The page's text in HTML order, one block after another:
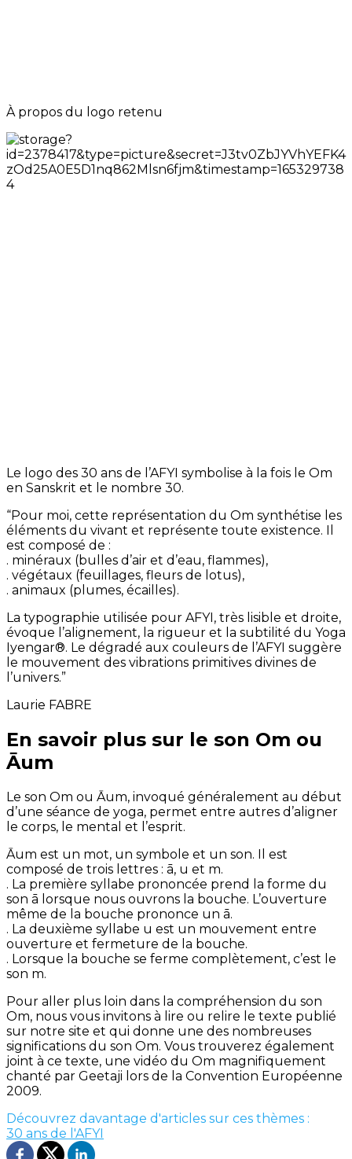
À propos du logo retenu
Le logo des 30 ans de l’AFYI symbolise à la fois le Om
en Sanskrit et le nombre 30.
“Pour moi, cette représentation du Om synthétise les
éléments du vivant et représente toute existence. Il
est composé de :
. minéraux (bulles d’air et d’eau, flammes),
. végétaux (feuillages, fleurs de lotus),
. animaux (plumes, écailles).
La typographie utilisée pour AFYI, très lisible et droite,
évoque l’alignement, la rigueur et la subtilité du Yoga
Iyengar®. Le dégradé aux couleurs de l’AFYI suggère
le mouvement des vibrations primitives divines de
l’univers.”
Laurie FABRE
En savoir plus sur le son Om ou
Āum
Le son Om ou Āum, invoqué généralement au début
d’une séance de yoga, permet entre autres d’aligner
le corps, le mental et l’esprit.
Āum est un mot, un symbole et un son. Il est
composé de trois lettres : ā, u et m.
. La première syllabe prononcée prend la forme du
son ā lorsque nous ouvrons la bouche. L’ouverture
même de la bouche prononce un ā.
. La deuxième syllabe u est un mouvement entre
ouverture et fermeture de la bouche.
. Lorsque la bouche se ferme complètement, c’est le
son m.
Pour aller plus loin dans la compréhension du son
Om, nous vous invitons à lire ou relire le texte publié
sur notre site et qui donne une des nombreuses
significations du son Om. Vous trouverez également
joint à ce texte, une vidéo du Om magnifiquement
chanté par Geetaji lors de la Convention Européenne
2009.
Découvrez davantage d'articles sur ces thèmes :
30 ans de l'AFYI